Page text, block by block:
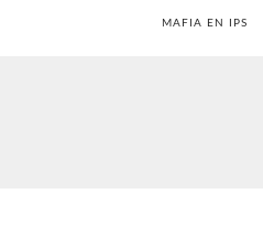
MAFIA EN IPS